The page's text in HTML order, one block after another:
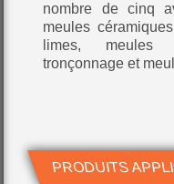
nombre de cinq
meules
limes, meules
tronçonnage et
PRODUITS